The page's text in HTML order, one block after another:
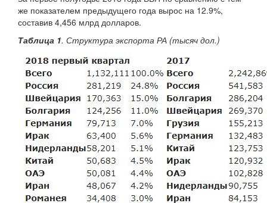
же показателем предыдущего года вырос на 12.9%,
составив 4,456 млрд долларов.
Таблица 1. Структура экспорта РА (тысяч дол.)